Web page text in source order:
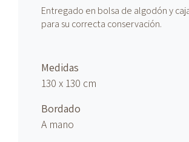
Entregado en bolsa de algodón y
para su correcta conservación.
Medidas
130 x 130 cm
Bordado
A mano